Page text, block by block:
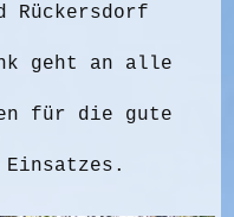
Rückersdorf
geht an alle
für die gute
Einsatzes.